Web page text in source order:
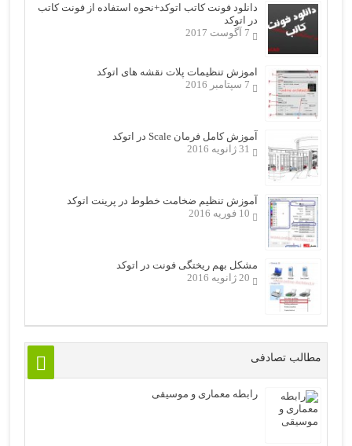
دانلود فونت کاتب اتوکد+نحوه استفاده از فونت کاتب
در اتوکد
7 آگوست 2017
اموزش تنظیمات پلات نقشه های اتوکد
7 سپتامبر 2016
آموزش کامل فرمان Scale در اتوکد
31 ژانویه 2016
آموزش تنظیم ضخامت خطوط در پرینت اتوکد
10 فوریه 2016
مشکل بهم ریختگی فونت در اتوکد
20 ژانویه 2016
مطالب تصادفی
رابطه معماری و موسیقی